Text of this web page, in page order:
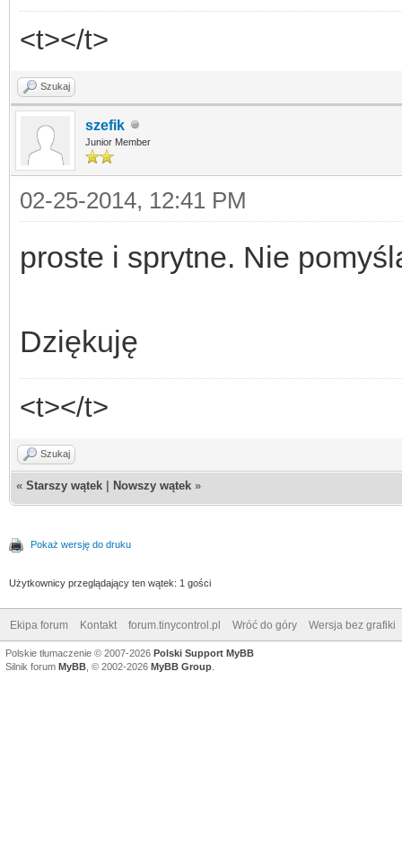
<t></t>
Szukaj
szefik
Junior Member
02-25-2014, 12:41 PM
proste i sprytne. Nie
Dziękuję
<t></t>
Szukaj
« Starszy wątek Nowszy wątek »
Pokaż wersję do druku
Użytkownicy przeglądający ten wątek: 1 gości
Ekipa forum Kontakt forum.tinycontrol.pl Wróć do góry Wersja bez grafiki
Polskie tłumaczenie © 2007-2026 Polski Support MyBB
Silnik forum MyBB , © 2002-2026 MyBB Group